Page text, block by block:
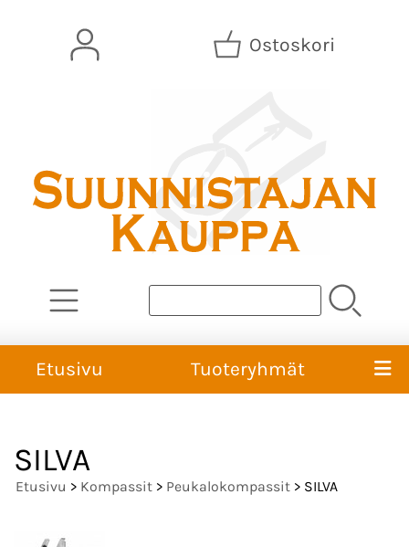
Ostoskori
Etusivu Tuoteryhmät
SILVA
Etusivu > Kompassit > Peukalokompassit > SILVA